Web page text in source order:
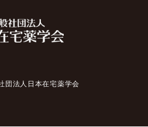
団法人日本在宅薬学会